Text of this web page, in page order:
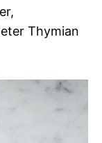
Thymian